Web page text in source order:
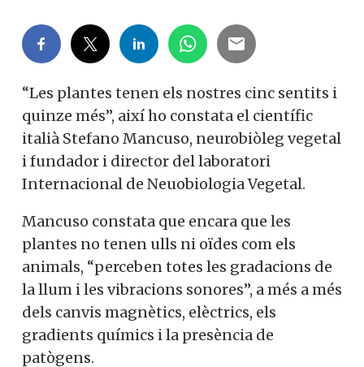
“Les plantes tenen els nostres cinc sentits i
quinze més”, així ho constata el científic
italià Stefano Mancuso, neurobiòleg vegetal
i fundador i director del laboratori
Internacional de Neuobiologia Vegetal.
Mancuso constata que encara que les
plantes no tenen ulls ni oïdes com els
animals, “perceben totes les gradacions de
la llum i les vibracions sonores”, a més a més
dels canvis magnètics, elèctrics, els
gradients químics i la presència de
patògens.